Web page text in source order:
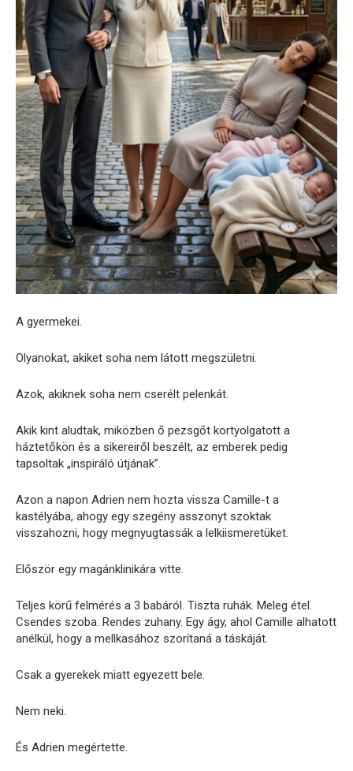
A gyermekei.
Olyanokat, akiket soha nem látott megszületni.
Azok, akiknek soha nem cserélt pelenkát.
Akik kint aludtak, miközben ő pezsgőt kortyolgatott a
háztetőkön és a sikereiről beszélt, az emberek pedig
tapsoltak „inspiráló útjának”.
Azon a napon Adrien nem hozta vissza Camille-t a
kastélyába, ahogy egy szegény asszonyt szoktak
visszahozni, hogy megnyugtassák a lelkiismeretüket.
Először egy magánklinikára vitte.
Teljes körű felmérés a 3 babáról. Tiszta ruhák. Meleg étel.
Csendes szoba. Rendes zuhany. Egy ágy, ahol Camille alhatott
anélkül, hogy a mellkasához szorítaná a táskáját.
Csak a gyerekek miatt egyezett bele.
Nem neki.
És Adrien megértette.